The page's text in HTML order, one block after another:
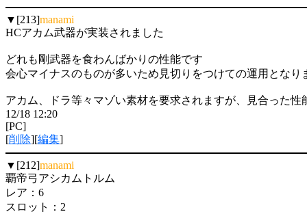
▼[213]manami
HCアカム武器が実装されました
どれも剛武器を食わんばかりの性能です
会心マイナスのものが多いため見切りをつけての運用となり
アカム、ドラ等々マゾい素材を要求されますが、見合った性
12/18 12:20
[PC]
[削除][編集]
▼[212]manami
覇帝弓アシカムトルム
レア：6
スロット：2